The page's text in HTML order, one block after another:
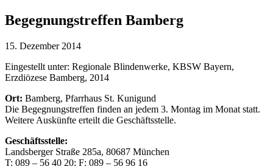
Begegnungstreffen Bamberg
15. Dezember 2014
Eingestellt unter: Regionale Blindenwerke, KBSW Bayern,
Erzdiözese Bamberg, 2014
Ort: Bamberg, Pfarrhaus St. Kunigund
Die Begegnungstreffen finden an jedem 3. Montag im Monat statt.
Weitere Auskünfte erteilt die Geschäftsstelle.
Geschäftsstelle:
Landsberger Straße 285a, 80687 München
T: 089 – 56 40 20; F: 089 – 56 96 16